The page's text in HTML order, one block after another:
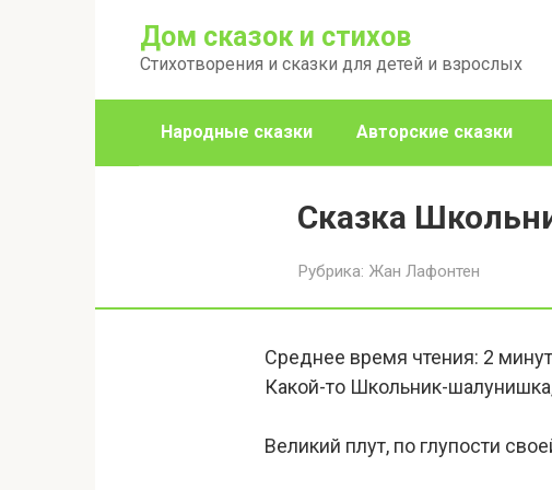
Дом сказок и стихов
Стихотворения и сказки для детей и взрослых
Народные сказки Авторские сказки
Сказка
Рубрика: Жан Лафонтен
Среднее время чтения: 2
Какой-то Школьник-
Великий плут, по глупости